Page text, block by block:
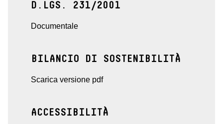
D.LGS. 231/2001
Documentale
BILANCIO DI SOSTENIBILITÀ
Scarica versione pdf
ACCESSIBILITÀ